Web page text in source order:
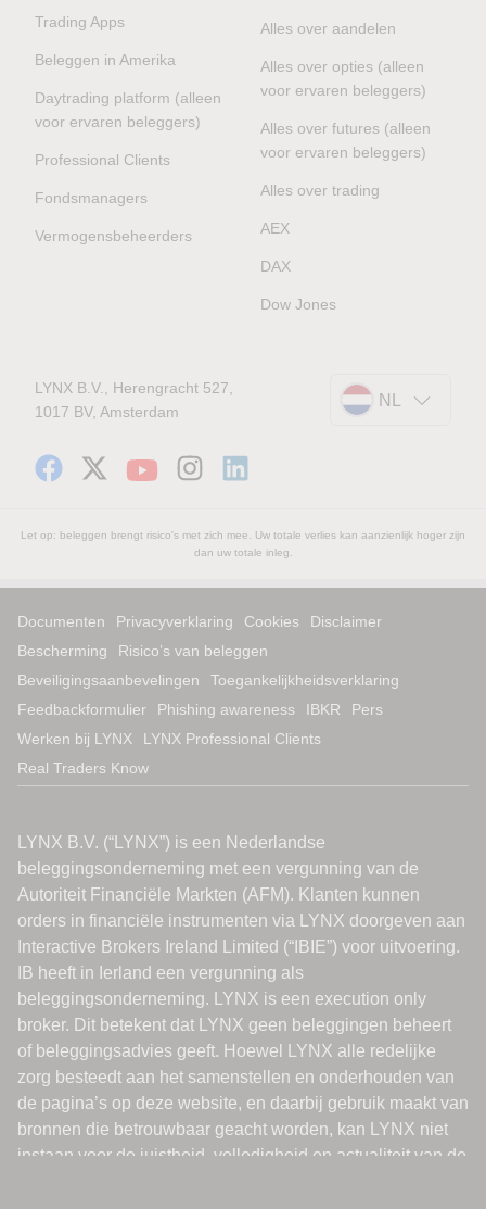
Trading Apps
Beleggen in Amerika
Daytrading platform (alleen
voor ervaren beleggers)
Professional Clients
Fondsmanagers
Vermogensbeheerders
Alles over aandelen
Alles over opties (alleen
voor ervaren beleggers)
Alles over futures (alleen
voor ervaren beleggers)
Alles over trading
AEX
DAX
Dow Jones
LYNX B.V., Herengracht 527,
1017 BV, Amsterdam
NL
Let op: beleggen brengt risico's met zich mee. Uw totale verlies kan aanzienlijk hoger zijn
dan uw totale inleg.
Documenten Privacyverklaring Cookies
Disclaimer
Bescherming
Risico’s van beleggen
Beveiligingsaanbevelingen
Toegankelijkheidsverklaring
Feedbackformulier
Phishing awareness IBKR
Pers
Werken bij LYNX
LYNX Professional Clients
Real Traders Know